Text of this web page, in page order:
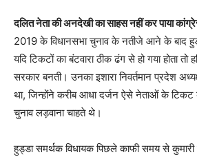
दलित नेता की अनदेखी का साहस नहीं कर पाया
2019 के विधानसभा चुनाव के नतीजे आने के बाद
यदि टिकटों का बंटवारा ठीक ढंग से हो गया होता तो
सरकार बनती। उनका इशारा निवर्तमान प्रदेश
था, जिन्होंने करीब आधा दर्जन ऐसे नेताओं के टिकट
चुनाव लड़वाना चाहते थे।
हुड्डा समर्थक विधायक पिछले काफी समय से